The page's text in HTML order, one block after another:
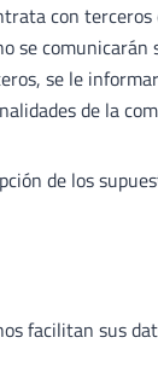
con
se
se le
de la
de los
facilitan sus